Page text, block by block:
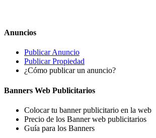
Anuncios
Publicar Anuncio
Publicar Propiedad
¿Cómo publicar un anuncio?
Banners Web Publicitarios
Colocar tu banner publicitario en la web
Precio de los Banner web publicitarios
Guía para los Banners